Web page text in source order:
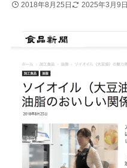
2018年8月25日 2025年3月9日